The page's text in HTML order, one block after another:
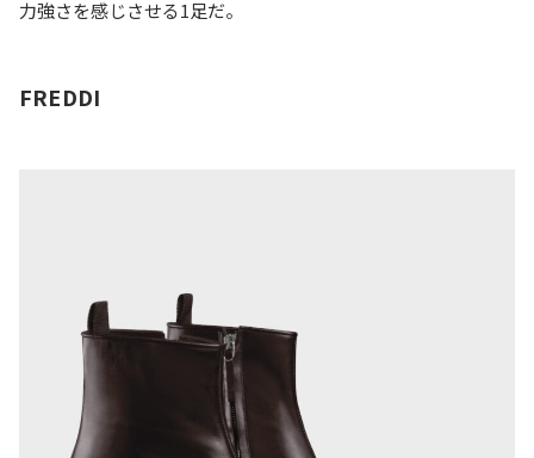
力強さを感じさせる1足だ。
FREDDI